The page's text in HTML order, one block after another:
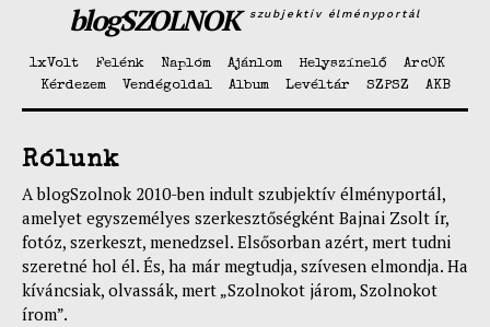
blogSZOLNOK szubjektív élményportál
1xVolt Felénk Naplóm Ajánlom Helyszínelő
ArcOK
Kérdezem
Vendégoldal Album Levéltár SZPSZ AKB
Rólunk
A blogSzolnok 2010-ben indult szubjektív élményportál,
amelyet egyszemélyes szerkesztőségként Bajnai Zsolt ír,
fotóz, szerkeszt, menedzsel. Elsősorban azért, mert tudni
szeretné hol él. És, ha már megtudja, szívesen elmondja. Ha
kíváncsiak, olvassák, mert „Szolnokot járom, Szolnokot
írom”.